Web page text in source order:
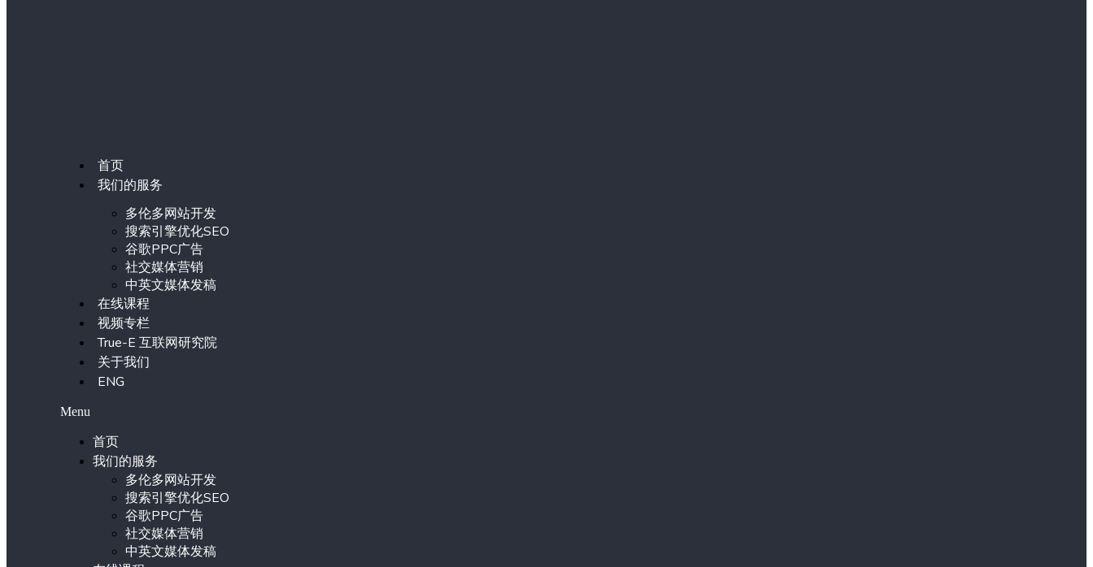
首页
我们的服务
多伦多网站开发
搜索引擎优化SEO
谷歌PPC广告
社交媒体营销
中英文媒体发稿
在线课程
视频专栏
True-E 互联网研究院
关于我们
ENG
Menu
首页
我们的服务
多伦多网站开发
搜索引擎优化SEO
谷歌PPC广告
社交媒体营销
中英文媒体发稿